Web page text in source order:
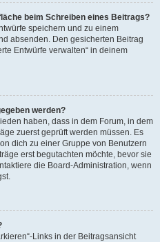
beim Schreiben eines Beitrags?
speichern und zu einem
absenden. Den gesicherten Beitrag
Entwürfe verwalten“ in deinem
werden?
haben, dass in dem Forum, in dem
zuerst geprüft werden müssen. Es
dich zu einer Gruppe von Benutzern
erst begutachten möchte, bevor sie
die Board-Administration, wenn
Links in der Beitragsansicht